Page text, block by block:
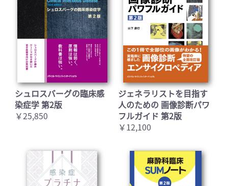
シュロスバーグの臨床感
染症学 第2版
￥25,850
ジェネラリストを目指す
人のための 画像診断パワ
フルガイド 第2版
￥12,100